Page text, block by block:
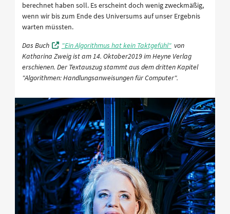
berechnet haben soll. Es erscheint doch wenig zweckmäßig,
wenn wir bis zum Ende des Universums auf unser Ergebnis
warten müssten.
Das Buch
"Ein Algorithmus hat kein Taktgefühl" von
Katharina Zweig ist am 14. Oktober2019 im Heyne Verlag
erschienen. Der Textauszug stammt aus dem dritten Kapitel
"Algorithmen: Handlungsanweisungen für Computer".